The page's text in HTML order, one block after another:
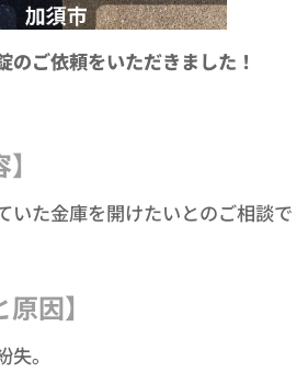
のご依頼をいただきました！
いた金庫を開けたいとのご相談で
因】
。